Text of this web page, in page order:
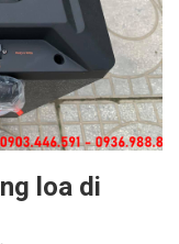
loa di